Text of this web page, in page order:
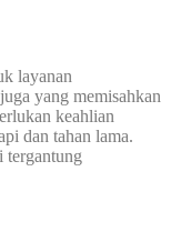
layanan
yang memisahkan
keahlian
dan tahan lama.
tergantung